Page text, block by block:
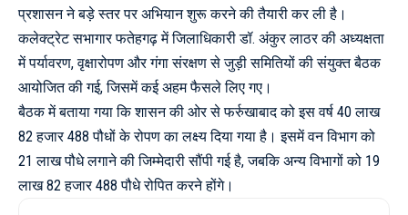
प्रशासन ने बड़े स्तर पर अभियान शुरू करने की तैयारी कर ली है।
कलेक्ट्रेट सभागार फतेहगढ़ में जिलाधिकारी डॉ. अंकुर लाठर की अध्यक्षता
में पर्यावरण, वृक्षारोपण और गंगा संरक्षण से जुड़ी समितियों की संयुक्त बैठक
आयोजित की गई, जिसमें कई अहम फैसले लिए गए।
बैठक में बताया गया कि शासन की ओर से फर्रुखाबाद को इस वर्ष 40 लाख
82 हजार 488 पौधों के रोपण का लक्ष्य दिया गया है। इसमें वन विभाग को
21 लाख पौधे लगाने की जिम्मेदारी सौंपी गई है, जबकि अन्य विभागों को 19
लाख 82 हजार 488 पौधे रोपित करने होंगे।